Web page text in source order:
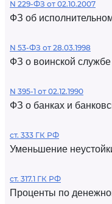
N 229-ФЗ от 02.10.2007
ФЗ об
N 53-ФЗ от 28.03.1998
ФЗ о воинской службе
N 395-1 от 02.12.1990
ФЗ о банках и
ст. 333 ГК РФ
Уменьшение
ст. 317.1 ГК РФ
Проценты по